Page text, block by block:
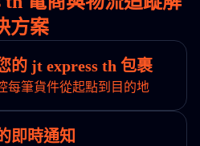
方案
的 jt express th 包裹
每筆貨件從起點到目的地
即時通知